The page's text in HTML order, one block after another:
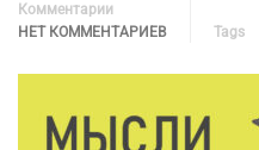
Комментарии
НЕТ КОММЕНТАРИЕВ
Tags